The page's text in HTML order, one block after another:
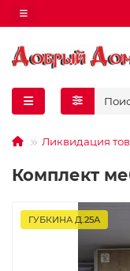
Ликвидация
Комплект
ГУБКИНА Д.25А